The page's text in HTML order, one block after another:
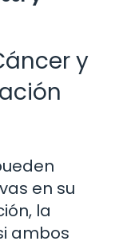
y
en su
la
ambos